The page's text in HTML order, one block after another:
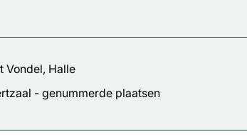
Vondel, Halle
- genummerde plaatsen